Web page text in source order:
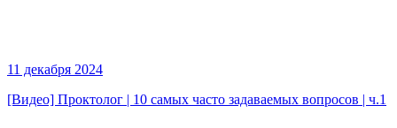
11 декабря 2024
[Видео] Проктолог | 10 самых часто задаваемых вопросов | ч.1